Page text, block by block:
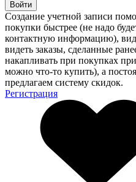
Войти
Создание учетной записи
покупки быстрее (не надо
контактную информацию),
видеть заказы, сделанные
накапливать при покупках
можно что-то купить), а
предлагаем систему скидок.
Регистрация